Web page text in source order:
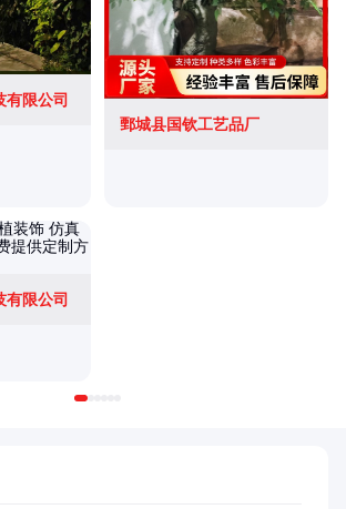
有限公司
鄄城县国钦工艺品厂
有限公司